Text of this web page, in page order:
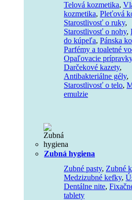
Telová kozmetika,
kozmetika, Pleťová
Starostlivosť o ruky,
Starostlivosť o nohy,
do kúpeľa, Pánska
Parfémy a toaletné
Opaľovacie prípravky
Darčekové kazety,
Antibakteriálne gély,
Starostlivosť o telo,
emulzie
Zubná hygiena
Zubné pasty, Zubné
Medzizubné kefky,
Dentálne nite,
tablety